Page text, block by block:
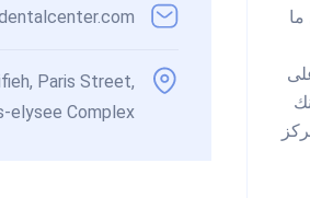
Paris Street,
elysee Complex